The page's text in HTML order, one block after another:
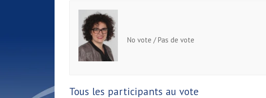
No vote / Pas de vote
Tous les participants au vote